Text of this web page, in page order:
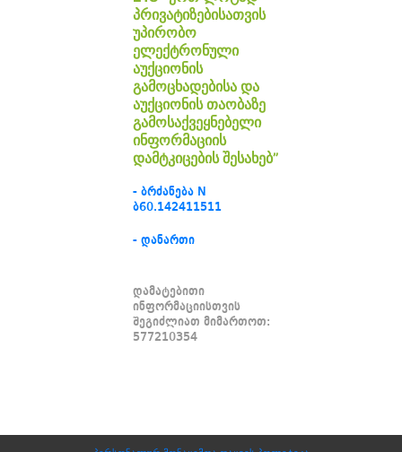
პრივატიზებისათვის
უპირობო
ელექტრონული
აუქციონის
გამოცხადებისა და
აუქციონის თაობაზე
გამოსაქვეყნებელი
ინფორმაციის
დამტკიცების შესახებ”
- ბრძანება N
ბ60.142411511
- დანართი
დამატებითი
ინფორმაციისთვის
შეგიძლიათ მიმართოთ:
577210354